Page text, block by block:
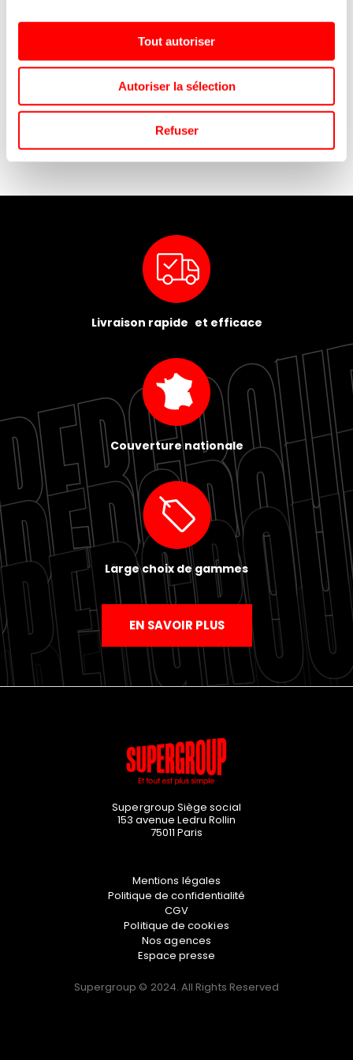
Tout autoriser
Autoriser la sélection
Refuser
Livraison rapide et efficace
Couverture nationale
Large choix de gammes
EN SAVOIR PLUS
Supergroup Siège social
153 avenue Ledru Rollin
75011 Paris
Mentions légales
Politique de confidentialité
CGV
Politique de cookies
Nos agences
Espace presse
Supergroup © 2024. All Rights Reserved